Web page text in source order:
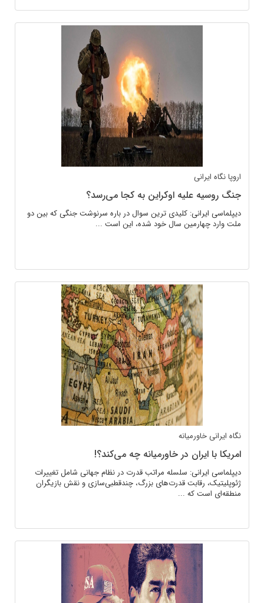
اروپانگاه ایرانی
جنگ روسیه علیه اوکراین به کجا می‌رسد؟
دیپلماسی ایرانی: کلیدی ترین سوال در باره سرنوشت جنگی که بین دو
ملت وارد چهارمین سال خود شده، این است ...
نگاه ایرانی خاورمیانه
امریکا با ایران در خاورمیانه چه می‌کند؟!
دیپلماسی ایرانی: سلسله مراتب قدرت در نظام جهانی شامل تغییرات
ژئوپلیتیک، رقابت قدرت‌های بزرگ، چندقطبی‌سازی و نقش بازیگران
منطقه‌ای است که ...